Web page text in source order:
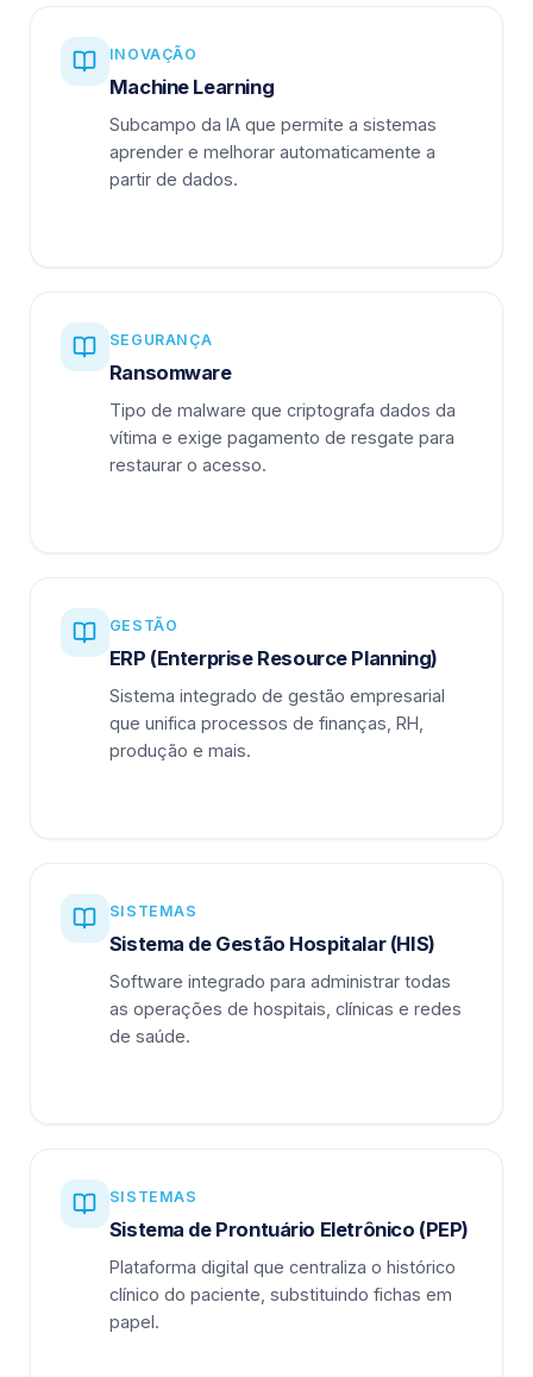
INOVAÇÃO
Machine Learning
Subcampo da IA que permite a sistemas
aprender e melhorar automaticamente a
partir de dados.
SEGURANÇA
Ransomware
Tipo de malware que criptografa dados da
vítima e exige pagamento de resgate para
restaurar o acesso.
GESTÃO
ERP (Enterprise Resource Planning)
Sistema integrado de gestão empresarial
que unifica processos de finanças, RH,
produção e mais.
SISTEMAS
Sistema de Gestão Hospitalar (HIS)
Software integrado para administrar todas
as operações de hospitais, clínicas e redes
de saúde.
SISTEMAS
Sistema de Prontuário Eletrônico (PEP)
Plataforma digital que centraliza o histórico
clínico do paciente, substituindo fichas em
papel.